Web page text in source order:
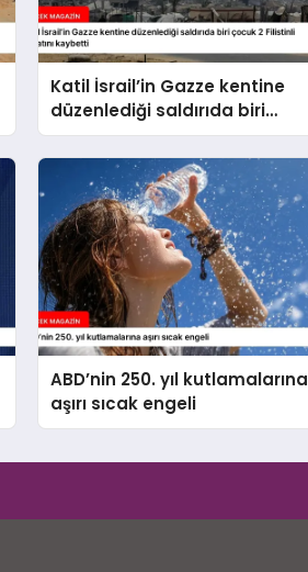
Katil İsrail’in Gazze kentine
düzenlediği saldırıda biri
çocuk 2 Filistinli hayatını
kaybetti
ABD’nin 250. yıl kutlamalarına
aşırı sıcak engeli